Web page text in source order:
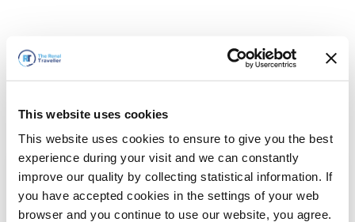
This website uses cookies
This website uses cookies to ensure to give you the best
experience during your visit and we can constantly
improve our quality by collecting statistical information. If
you have accepted cookies in the settings of your web
browser and you continue to use our website, you agree.